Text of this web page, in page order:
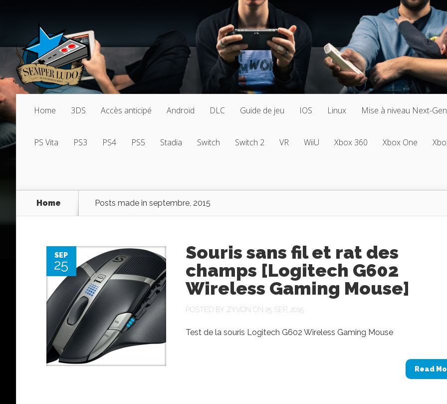
Home 3DS Accès anticipé Androïd DLC Guide de jeu IOS Linux Mise à niveau Next-Gen
PS Vita PS3 PS4 PS5 Stadia Switch Switch 2 VR WiiU Xbox 360 Xbox One
Home Posts made in septembre, 2015
SEP
25
Souris sans fil et rat des
champs [Logitech G602
Wireless Gaming Mouse]
POSTED BY ZYVON ON 25 SEP, 2015
Test de la souris Logitech G602 Wireless Gaming Mouse
Read